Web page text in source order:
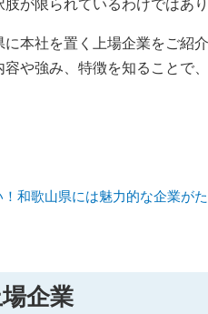
が限られているわけではあり
本社を置く上場企業をご紹介
や強み、特徴を知ることで
！和歌山県には魅力的な企業が
企業